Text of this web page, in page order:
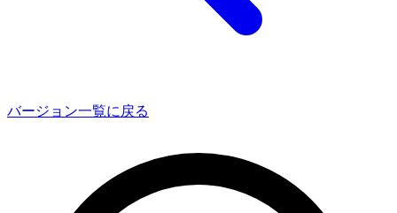
バージョン一覧に戻る